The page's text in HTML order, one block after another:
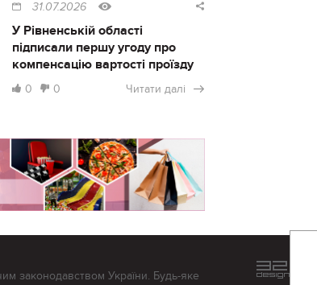
31.07.2026
У Рівненській області
підписали першу угоду про
компенсацію вартості проїзду
0 0 Читати далі
законодавством України. Будь-яке